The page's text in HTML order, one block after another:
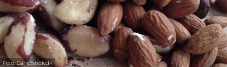
Foto: Carrotstick.dk